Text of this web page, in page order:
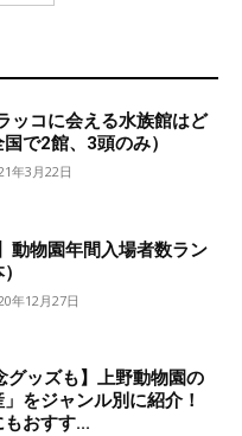
ッコに会える水族館はど
で2館、3頭のみ）
年3月22日
動物園年間入場者数ラン
年12月27日
グッズも】上野動物園の
」をジャンル別に紹介！
おすす...